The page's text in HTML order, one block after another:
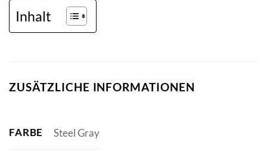
Inhalt
ZUSÄTZLICHE INFORMATIONEN
FARBE Steel Gray